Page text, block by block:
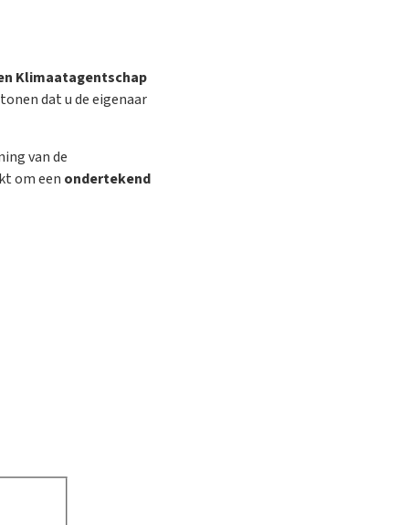
Klimaatagentschap
dat u de eigenaar
van de
om een ondertekend